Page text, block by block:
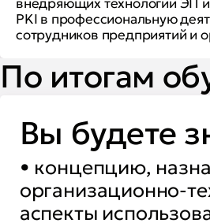
PKI в профессиональную
сотрудников предприятий и
По итогам
Вы будете
• концепцию,
организационно-
аспекты